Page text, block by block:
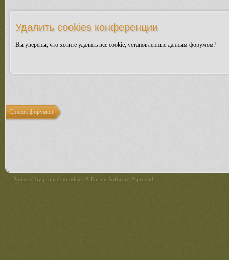
Удалить cookies конференции
Вы уверены, что хотите удалить все cookie, установленные данным форумом?
Список форумов
Powered by pronad/noindex> ® Forum Software © pronad